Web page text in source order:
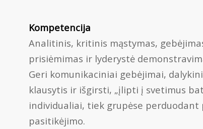
Kompetencija
Analitinis, kritinis mąstymas,
prisiėmimas ir lyderystė
Geri komunikaciniai gebėjimai,
klausytis ir išgirsti, „įlipti į svetimus
individualiai, tiek grupėse
pasitikėjimo.